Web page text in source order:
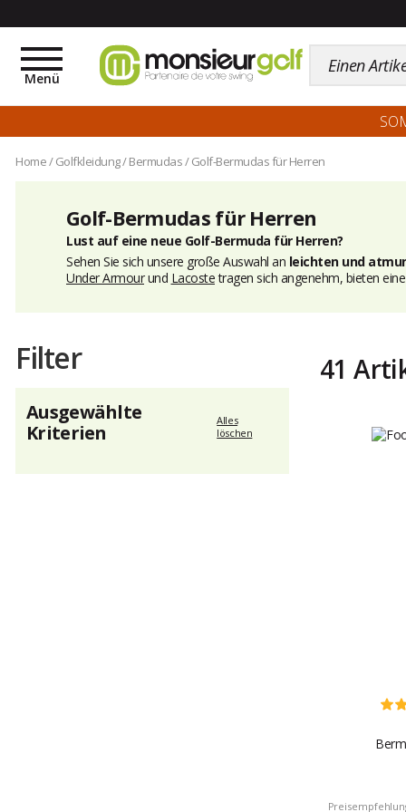
Toggle
navigation
Menü
Home/ Golfkleidung/Bermudas/Golf-Bermudas für Herren
Golf-Bermudas für Herren
Lust auf eine neue Golf-Bermuda für Herren?
Sehen Sie sich unsere große Auswahl an leichten und
Under Armourund Lacostetragen sich angenehm, bieten
Filter
Ausgewählte
Kriterien
Alles
löschen
41